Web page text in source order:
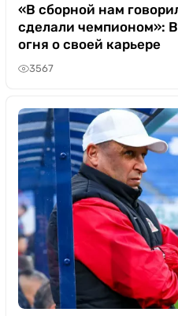
«В сборной нам
сделали чемпионом»:
огня о своей карьере
3567